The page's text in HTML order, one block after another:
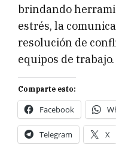
brindando
estrés, la
resolución de
equipos de trabajo.
Comparte esto:
Facebook
Telegram X